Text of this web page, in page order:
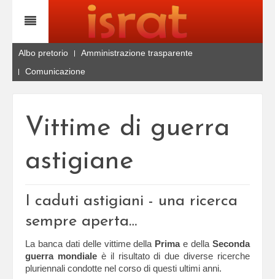
Albo pretorio
Amministrazione trasparente
Comunicazione
Vittime di guerra
astigiane
I caduti astigiani - una ricerca
sempre aperta…
La banca dati delle vittime della Primae dellaSeconda
guerra mondialeè il risultato di due diverse ricerche
pluriennali condotte nel corso di questi ultimi anni.